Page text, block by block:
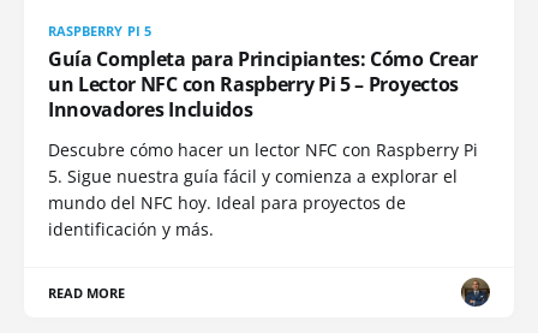
RASPBERRY PI 5
Guía Completa para Principiantes: Cómo Crear
un Lector NFC con Raspberry Pi 5 – Proyectos
Innovadores Incluidos
Descubre cómo hacer un lector NFC con Raspberry Pi
5. Sigue nuestra guía fácil y comienza a explorar el
mundo del NFC hoy. Ideal para proyectos de
identificación y más.
READ MORE